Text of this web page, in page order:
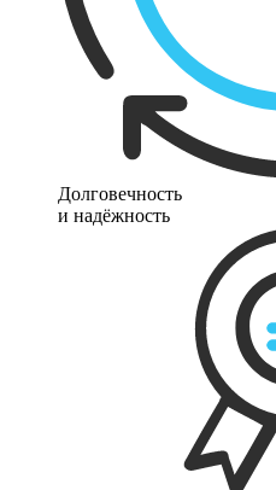
Долговечность
и надёжность